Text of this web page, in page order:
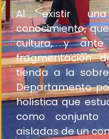
Al existir
conocimiento,
cultura, y
fragmentación
tienda a la
Departamento
holística que
como
aisladas de un